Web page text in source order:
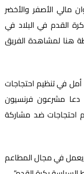
مالي الأصفر والأخضر
القدم في البلاد في
هنا لمشاهدة الفريق
في تنظيم احتجاجات
مشرعون فرنسيون
احتجاجات ضد مشاركة
(31 عاما) الذي يعمل في مجال المطاعم